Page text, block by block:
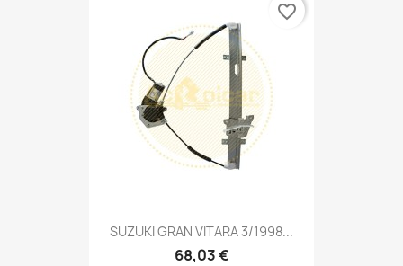
SUZUKI GRAN VITARA 3/1998...
68,03 €
favorite_border